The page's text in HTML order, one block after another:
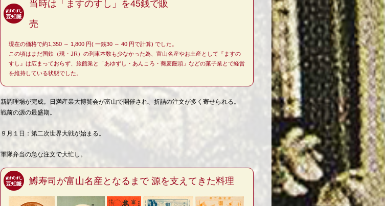
当時は「ますのすし」を45銭で販
売
現在の価格で約1,350 ～ 1,800 円( 一銭30 ～ 40 円で計算) でした。
この頃はまだ国鉄（現・JR）の列車本数も少なかった為、富山名産やお土産として『ますの
すし』は広まっておらず、旅館業と「あゆずし・あんころ・蕎麦饅頭」などの菓子業とで経営
を維持している状態でした。
新調理場が完成。日満産業大博覧会が富山で開催され、折詰の注文が多く寄せられる。
戦前の源の最盛期。
９月１日：第二次世界大戦が始まる。
軍隊弁当の急な注文で大忙し。
鱒寿司が富山名産となるまで 源を支えてきた料理